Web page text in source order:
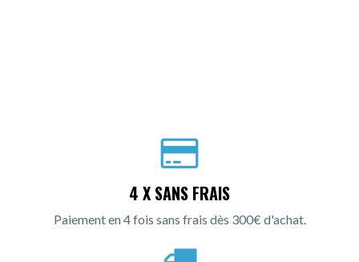
4 X SANS FRAIS
Paiement en 4 fois sans frais dès 300€ d'achat.